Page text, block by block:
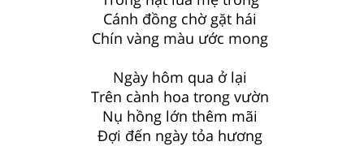
Cánh đồng chờ gặt hái
Chín vàng màu ước mong
Ngày hôm qua ở lại
Trên cành hoa trong vườn
Nụ hồng lớn thêm mãi
Đợi đến ngày tỏa hương